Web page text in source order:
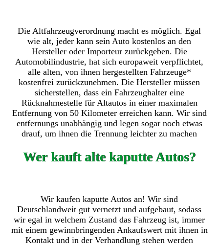
Die Altfahrzeugverordnung macht es möglich. Egal
wie alt, jeder kann sein Auto kostenlos an den
Hersteller oder Importeur zurückgeben. Die
Automobilindustrie, hat sich europaweit verpflichtet,
alle alten, von ihnen hergestellten Fahrzeuge*
kostenfrei zurückzunehmen. Die Hersteller müssen
sicherstellen, dass ein Fahrzeughalter eine
Rücknahmestelle für Altautos in einer maximalen
Entfernung von 50 Kilometer erreichen kann. Wir sind
entfernungs unabhängig und legen sogar noch etwas
drauf, um ihnen die Trennung leichter zu machen
Wer kauft alte kaputte Autos?
Wir kaufen kaputte Autos an! Wir sind
Deutschlandweit gut vernetzt und aufgebaut, sodass
wir egal in welchem Zustand das Fahrzeug ist, immer
mit einem gewinnbringenden Ankaufswert mit ihnen in
Kontakt und in der Verhandlung stehen werden